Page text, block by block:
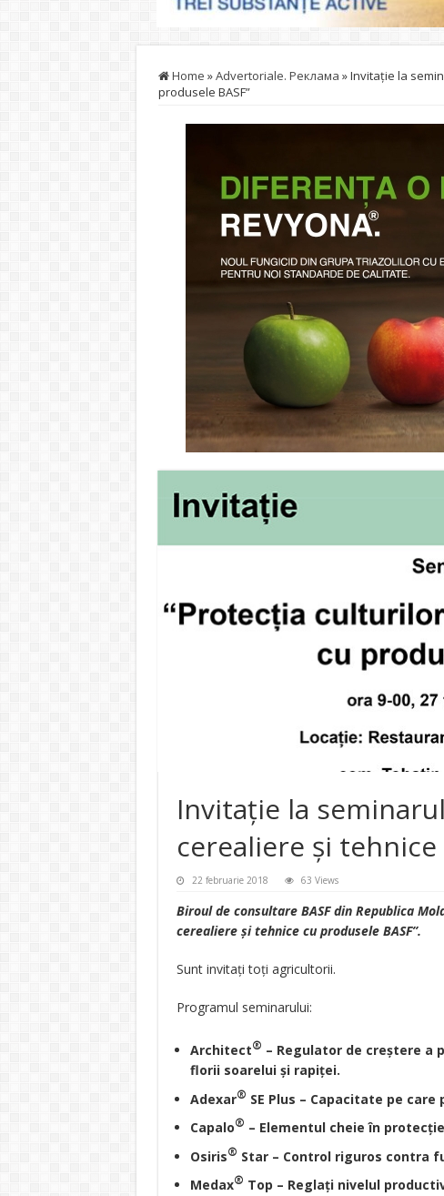
Home »Advertoriale. Реклама »Invitație la
produsele BASF”
Invitație la
cerealiere și tehnice
22 februarie 2018 63 Views
Biroul de consultare BASF din Republica
cerealiere și tehnice cu produsele BASF”.
Sunt invitați toți agricultorii.
Programul seminarului:
Architect® – Regulator de creștere a
florii soarelui și rapiței.
Adexar® SE Plus – Capacitate pe
Capalo® – Elementul cheie în
Osiris® Star – Control riguros contra
Medax® Top – Reglați nivelul